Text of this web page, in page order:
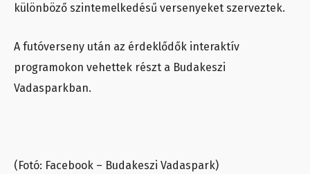
különböző szintemelkedésű versenyeket szerveztek.
A futóverseny után az érdeklődők interaktív
programokon vehettek részt a Budakeszi
Vadasparkban.
(Fotó: Facebook – Budakeszi Vadaspark)